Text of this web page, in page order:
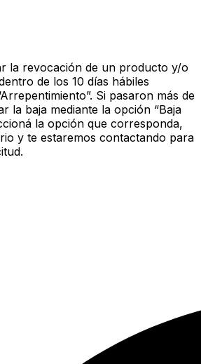
la revocación de un producto y/o
de los 10 días hábiles
Si pasaron más de
la baja mediante la opción “Baja
la opción que corresponda,
y te estaremos contactando para